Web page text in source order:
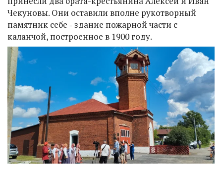
Чекуновы. Они оставили вполне рукотворный
памятник себе ‑ здание пожарной части с
каланчой, построенное в 1900 году.